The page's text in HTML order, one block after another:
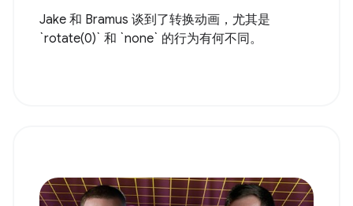
Jake 和 Bramus 谈到了转换动画，尤其是
`rotate(0)` 和 `none` 的行为有何不同。